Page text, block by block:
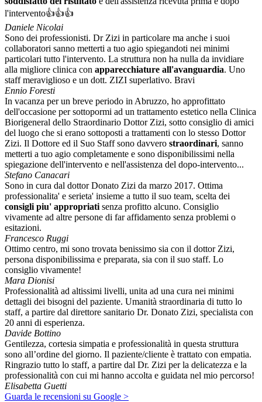
l'intervento👍👍👍
Daniele Nicolai
Sono dei professionisti. Dr Zizi in particolare ma anche i suoi
collaboratori sanno metterti a tuo agio spiegandoti nei minimi
particolari tutto l'intervento. La struttura non ha nulla da invidiare
alla migliore clinica con apparecchiature all'avanguardia. Uno
staff meraviglioso e un dott. ZIZI superlativo. Bravi
Ennio Foresti
In vacanza per un breve periodo in Abruzzo, ho approfittato
dell'occasione per sottopormi ad un trattamento estetico nella Clinica
Biorigeneral dello Straordinario Dottor Zizi, sotto consiglio di amici
del luogo che si erano sottoposti a trattamenti con lo stesso Dottor
Zizi. Il Dottore ed il Suo Staff sono davvero straordinari, sanno
metterti a tuo agio completamente e sono disponibilissimi nella
spiegazione dell'intervento e nell'assistenza del dopo-intervento...
Stefano Canacari
Sono in cura dal dottor Donato Zizi da marzo 2017. Ottima
professionalita' e serieta' insieme a tutto il suo team, scelta dei
consigli piu' appropriati senza profitto alcuno. Consiglio
vivamente ad altre persone di far affidamento senza problemi o
esitazioni.
Francesco Ruggi
Ottimo centro, mi sono trovata benissimo sia con il dottor Zizi,
persona disponibilissima e preparata, sia con il suo staff. Lo
consiglio vivamente!
Mara Dionisi
Professionalità ad altissimi livelli, unita ad una cura nei minimi
dettagli dei bisogni del paziente. Umanità straordinaria di tutto lo
staff, a partire dal direttore sanitario Dr. Donato Zizi, specialista con
20 anni di esperienza.
Davide Bottino
Gentilezza, cortesia simpatia e professionalità in questa struttura
sono all’ordine del giorno. Il paziente/cliente è trattato con empatia.
Ringrazio tutto lo staff, a partire dal Dr. Zizi per la delicatezza e la
professionalità con cui mi hanno accolta e guidata nel mio percorso!
Elisabetta Guetti
Guarda le recensioni su Google >